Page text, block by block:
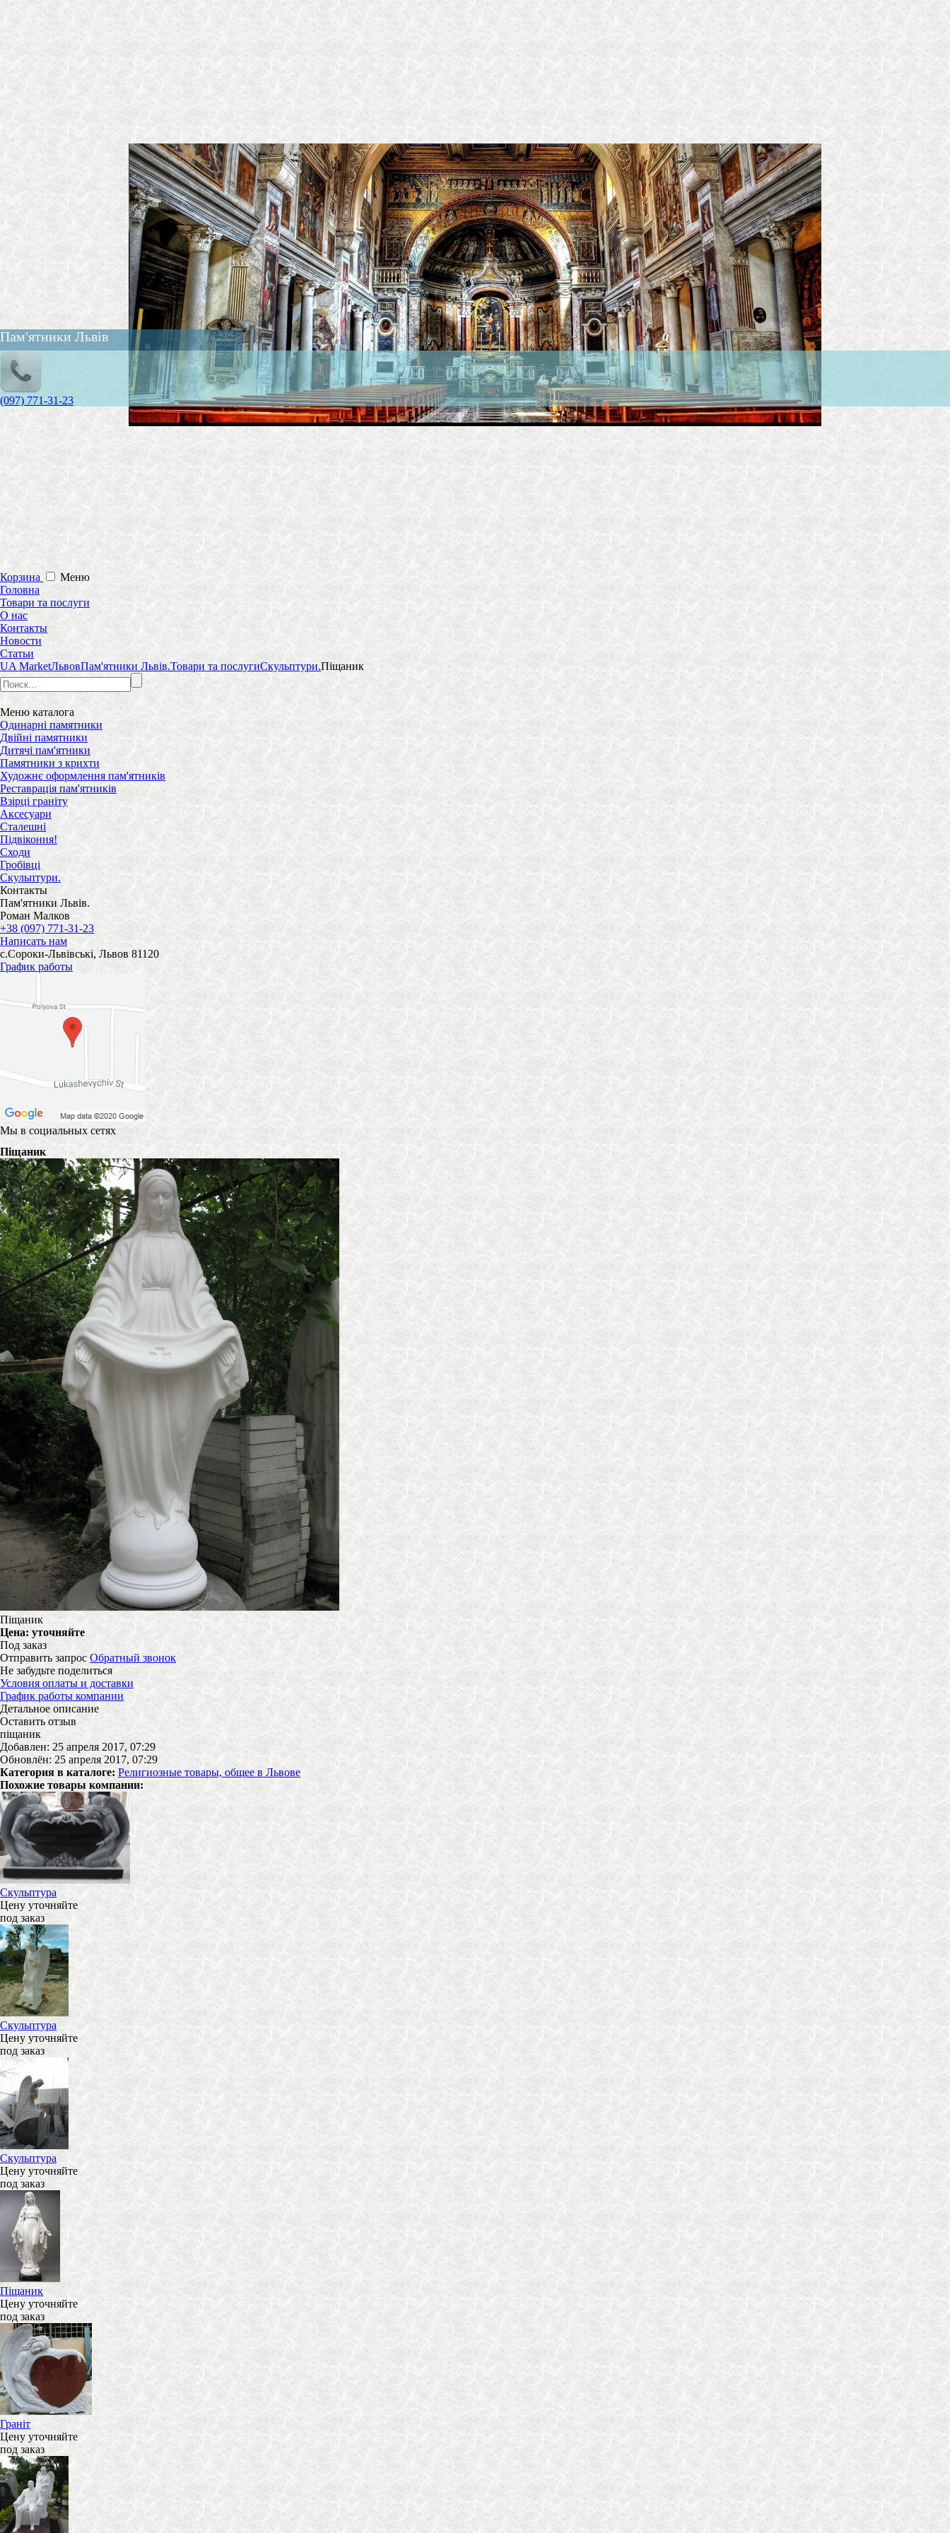
Пам'ятники Львів
(097) 771-31-23
Корзина
Меню
Головна
Товари та послуги
О нас
Контакты
Новости
Статьи
UA MarketЛьвовПам'ятники Львів.Товари та послугиСкульптури.Піщаник
Меню каталога
Одинарні памятники
Двійні памятники
Дитячі пам'ятники
Памятники з крихти
Художнє оформлення пам'ятників
Реставрація пам'ятників
Взірці граніту
Аксесуари
Сталешні
Підвіконня!
Сходи
Гробівці
Скульптури.
Контакты
Пам'ятники Львів.
Роман Малков
+38 (097) 771-31-23
Написать нам
с.Сороки-Львівські, Львов 81120
График работы
Мы в социальных сетях
Піщаник
Піщаник
Цена: уточняйте
Под заказ
Отправить запрос Обратный звонок
Не забудьте поделиться
Условия оплаты и доставки
График работы компании
Детальное описание
Оставить отзыв
піщаник
Добавлен: 25 апреля 2017, 07:29
Обновлён: 25 апреля 2017, 07:29
Категория в каталоге: Религиозные товары, общее в Львове
Похожие товары компании:
Скульптура
Цену уточняйте
под заказ
Скульптура
Цену уточняйте
под заказ
Скульптура
Цену уточняйте
под заказ
Піщаник
Цену уточняйте
под заказ
Граніт
Цену уточняйте
под заказ